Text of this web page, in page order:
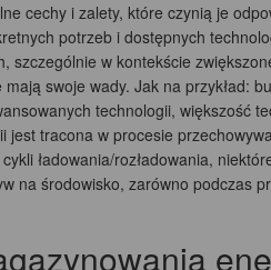
cechy i zalety, które czynią je
potrzeb i dostępnych
szczególnie w kontekście
swoje wady. Jak na przykład:
technologii, większość
jest tracona w procesie
ładowania/rozładowania,
na środowisko, zarówno podczas